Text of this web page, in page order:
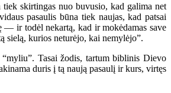
skirtingas nuo buvusio, kad galima net
pasaulis būna tiek naujas, kad patsai
— ir todėl nekartą, kad ir mokėdamas save
sielą, kurios neturėjo, kai nemylėjo”.
Tasai žodis, tartum biblinis Dievo
duris į tą naują pasaulį ir kurs, virtęs